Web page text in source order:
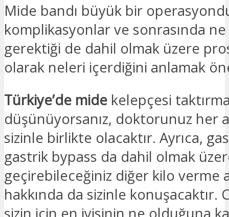
Mide bandı büyük bir
komplikasyonlar ve sonrasında
gerektiği de dahil olmak üzere
olarak neleri içerdiğini anlamak
Türkiye’de mide kelepçesi
düşünüyorsanız, doktorunuz her
sizinle birlikte olacaktır. Ayrıca,
gastrik bypass da dahil olmak
geçirebileceğiniz diğer kilo verme
hakkında da sizinle konuşacaktır.
sizin için en iyisinin ne olduğuna